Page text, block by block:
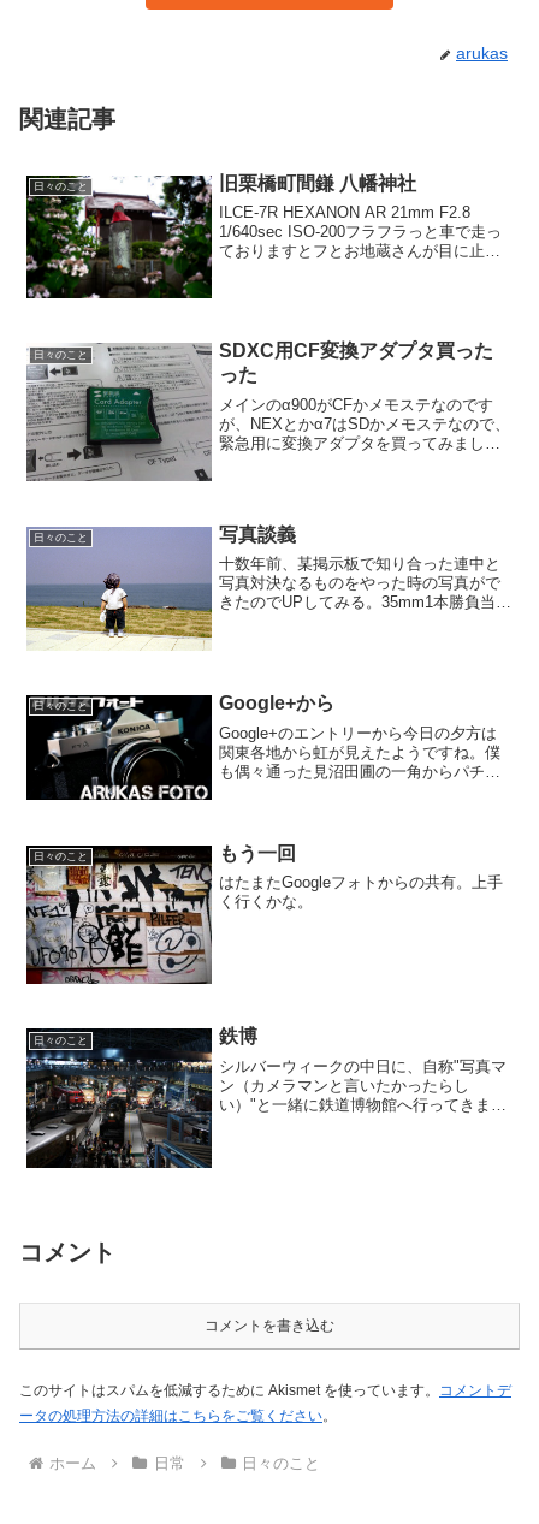
arukas
関連記事
日々のこと 旧栗橋町間鎌 八幡神社
ILCE-7R HEXANON AR 21mm F2.8
1/640sec ISO-200フラフラっと車で走っ
ておりますとフとお地蔵さんが目に止ま
日々のこと
SDXC用CF変換アダプタ買った
った
メインのα900がCFかメモステなのです
が、NEXとかα7はSDかメモステなので、
緊急用に変換アダプタを買ってみまし
日々のこと 写真談義
十数年前、某掲示板で知り合った連中と
写真対決なるものをやった時の写真がで
きたのでUPしてみる。35mm1本勝負当時
日々のこと Google+から
Google+のエントリーから今日の夕方は
関東各地から虹が見えたようですね。僕
も偶々通った見沼田圃の一角からパチ
こんなもんでしょう。...
日々のこと もう一回
はたまたGoogleフォトからの共有。上手
く行くかな。
日々のこと 鉄博
シルバーウィークの中日に、自称"写真マ
ン（カメラマンと言いたかったらし
い）"と一緒に鉄道博物館へ行ってきまし
コメント
コメントを書き込む
このサイトはスパムを低減するために Akismet を使っています。 コメントデ
ータの処理方法の詳細はこちらをご覧ください。
ホーム 日常 日々のこと